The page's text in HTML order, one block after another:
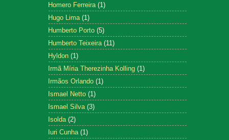
Homero Ferreira (1)
Hugo Lima (1)
Humberto Porto (5)
Humberto Teixeira (11)
Hyldon (1)
Irmã Míria Therezinha Kolling (1)
Irmãos Orlando (1)
Ismael Netto (1)
Ismael Silva (3)
Isolda (2)
Iuri Cunha (1)